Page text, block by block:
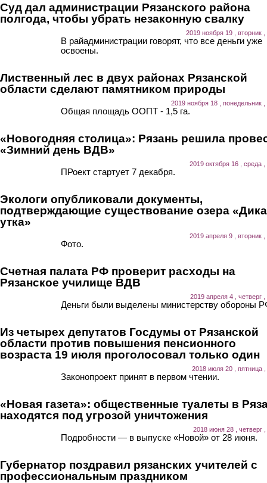
Суд дал администрации Рязанского района
полгода, чтобы убрать незаконную свалку
2019 ноября 19 , вторник ,
В райадминистрации говорят, что все деньги уже
освоены.
Лиственный лес в двух районах Рязанской
области сделают памятником природы
2019 ноября 18 , понедельник ,
Общая площадь ООПТ - 1,5 га.
«Новогодняя столица»: Рязань решила
«Зимний день ВДВ»
2019 октября 16 , среда ,
ПРоект стартует 7 декабря.
Экологи опубликовали документы,
подтверждающие существование озера
утка»
2019 апреля 9 , вторник ,
Фото.
Счетная палата РФ проверит расходы на
Рязанское училище ВДВ
2019 апреля 4 , четверг ,
Деньги были выделены министерству обороны
Из четырех депутатов Госдумы от Рязанской
области против повышения пенсионного
возраста 19 июля проголосовал только один
2018 июля 20 , пятница ,
Законопроект принят в первом чтении.
«Новая газета»: общественные туалеты в
находятся под угрозой уничтожения
2018 июня 28 , четверг ,
Подробности — в выпуске «Новой» от 28 июня.
Губернатор поздравил рязанских учителей с
профессиональным праздником